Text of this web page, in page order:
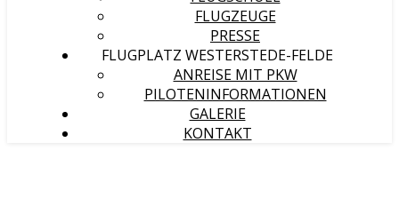
FLUGZEUGE
PRESSE
FLUGPLATZ WESTERSTEDE-FELDE
ANREISE MIT PKW
PILOTENINFORMATIONEN
GALERIE
KONTAKT